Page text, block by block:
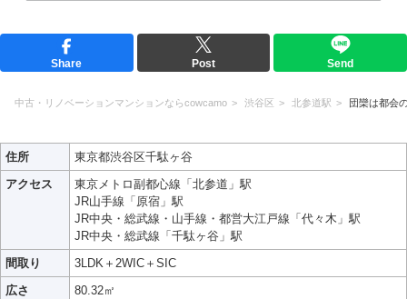
Share Post Send
中古・リノベーションマンションならcowcamo 渋谷区 北参道駅 団欒は都会
住所
東京都渋谷区千駄ヶ谷
アクセス
東京メトロ副都心線「北参道」駅
JR山手線「原宿」駅
JR中央・総武線・山手線・都営大江戸線「代々木」駅
JR中央・総武線「千駄ヶ谷」駅
間取り
3LDK＋2WIC＋SIC
広さ
80.32㎡